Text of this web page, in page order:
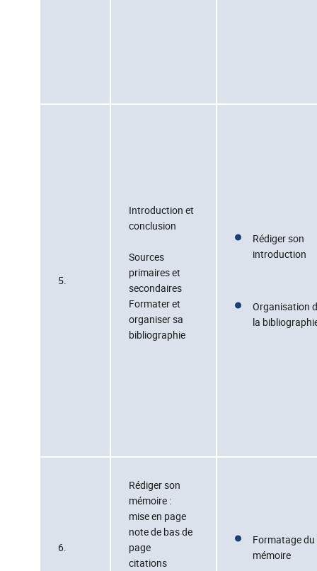
5.
Introduction et
conclusion
Sources
primaires et
secondaires
Formater et
organiser sa
bibliographie
Rédiger son
introduction
Organisation
la
6.
Rédiger son
mémoire :
mise en page
note de bas de
page
citations
Formatage du
mémoire